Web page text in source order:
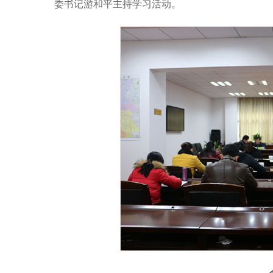
委书记游和平主持学习活动。